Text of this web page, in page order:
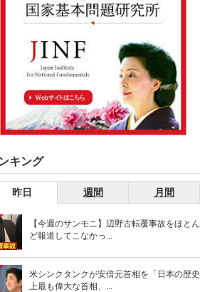
キング
昨日 週間 月間
【今週のサンモニ】辺野古転覆事故をほとん
ど報道してこなかっ...
米シンクタンクが安倍元首相を「日本の歴史
上最も偉大な首相、...